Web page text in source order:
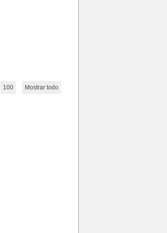
100 Mostrar todo